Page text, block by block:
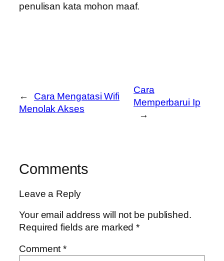
penulisan kata mohon maaf.
←
Cara Mengatasi Wifi
Menolak Akses
Cara
Memperbarui Ip
→
Comments
Leave a Reply
Your email address will not be published.
Required fields are marked*
Comment*